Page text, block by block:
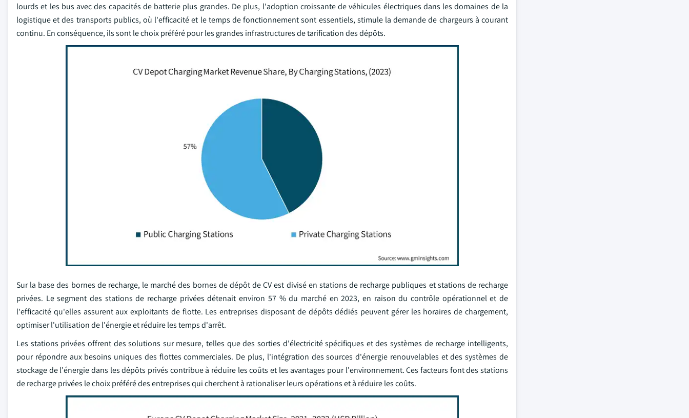
lourds et les bus avec des capacités de batterie plus grandes. De plus, l'adoption croissante de véhicules électriques dans les domaines de la
logistique et des transports publics, où l'efficacité et le temps de fonctionnement sont essentiels, stimule la demande de chargeurs à courant
continu. En conséquence, ils sont le choix préféré pour les grandes infrastructures de tarification des dépôts.
Sur la base des bornes de recharge, le marché des bornes de dépôt de CV est divisé en stations de recharge publiques et stations de recharge
privées. Le segment des stations de recharge privées détenait environ 57 % du marché en 2023, en raison du contrôle opérationnel et de
l'efficacité qu'elles assurent aux exploitants de flotte. Les entreprises disposant de dépôts dédiés peuvent gérer les horaires de chargement,
optimiser l'utilisation de l'énergie et réduire les temps d'arrêt.
Les stations privées offrent des solutions sur mesure, telles que des sorties d'électricité spécifiques et des systèmes de recharge intelligents,
pour répondre aux besoins uniques des flottes commerciales. De plus, l'intégration des sources d'énergie renouvelables et des systèmes de
stockage de l'énergie dans les dépôts privés contribue à réduire les coûts et les avantages pour l'environnement. Ces facteurs font des stations
de recharge privées le choix préféré des entreprises qui cherchent à rationaliser leurs opérations et à réduire les coûts.